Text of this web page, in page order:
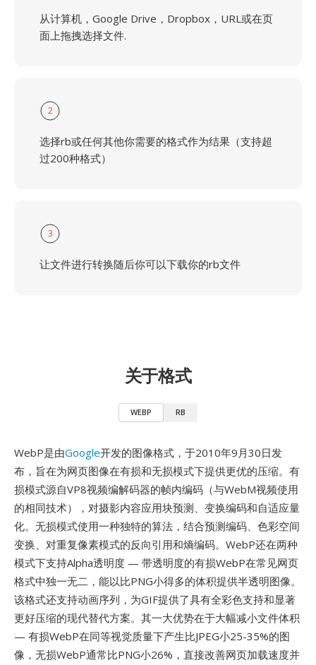
从计算机，Google Drive，Dropbox，URL或在页
面上拖拽选择文件.
2
选择rb或任何其他你需要的格式作为结果（支持超
过200种格式）
3
让文件进行转换随后你可以下载你的rb文件
关于格式
WEBP RB
WebP是由Google开发的图像格式，于2010年9月30日发
布，旨在为网页图像在有损和无损模式下提供更优的压缩。有
损模式源自VP8视频编解码器的帧内编码（与WebM视频使用
的相同技术），对摄影内容应用块预测、变换编码和自适应量
化。无损模式使用一种独特的算法，结合预测编码、色彩空间
变换、对重复像素模式的反向引用和熵编码。WebP还在两种
模式下支持Alpha透明度 — 带透明度的有损WebP在常见网页
格式中独一无二，能以比PNG小得多的体积提供半透明图像。
该格式还支持动画序列，为GIF提供了具有全彩色支持和显著
更好压缩的现代替代方案。其一大优势在于大幅减小文件体积
— 有损WebP在同等视觉质量下产生比JPEG小25-35%的图
像，无损WebP通常比PNG小26%，直接改善网页加载速度并